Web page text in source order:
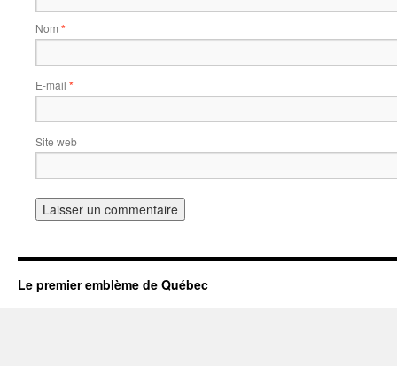
Nom *
E-mail *
Site web
Le premier emblème de Québec